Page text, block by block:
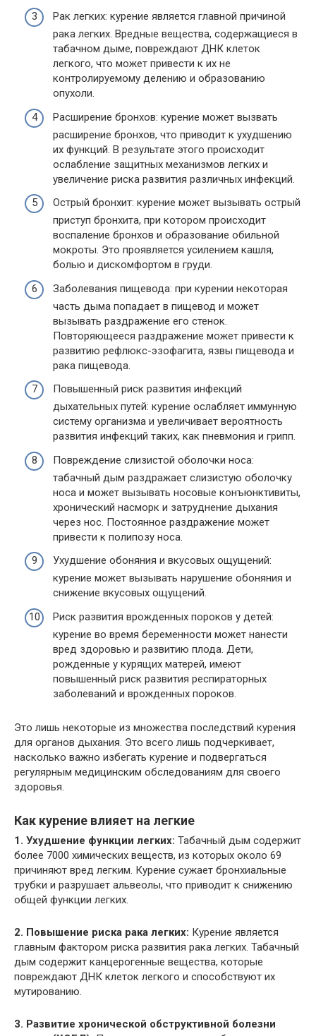
Рак легких: курение является главной причиной
рака легких. Вредные вещества, содержащиеся в
табачном дыме, повреждают ДНК клеток
легкого, что может привести к их не
контролируемому делению и образованию
опухоли.
Расширение бронхов: курение может вызвать
расширение бронхов, что приводит к ухудшению
их функций. В результате этого происходит
ослабление защитных механизмов легких и
увеличение риска развития различных инфекций.
Острый бронхит: курение может вызывать острый
приступ бронхита, при котором происходит
воспаление бронхов и образование обильной
мокроты. Это проявляется усилением кашля,
болью и дискомфортом в груди.
Заболевания пищевода: при курении некоторая
часть дыма попадает в пищевод и может
вызывать раздражение его стенок.
Повторяющееся раздражение может привести к
развитию рефлюкс-эзофагита, язвы пищевода и
рака пищевода.
Повышенный риск развития инфекций
дыхательных путей: курение ослабляет иммунную
систему организма и увеличивает вероятность
развития инфекций таких, как пневмония и грипп.
Повреждение слизистой оболочки носа:
табачный дым раздражает слизистую оболочку
носа и может вызывать носовые конъюнктивиты,
хронический насморк и затруднение дыхания
через нос. Постоянное раздражение может
привести к полипозу носа.
Ухудшение обоняния и вкусовых ощущений:
курение может вызывать нарушение обоняния и
снижение вкусовых ощущений.
Риск развития врожденных пороков у детей:
курение во время беременности может нанести
вред здоровью и развитию плода. Дети,
рожденные у курящих матерей, имеют
повышенный риск развития респираторных
заболеваний и врожденных пороков.
Это лишь некоторые из множества последствий курения
для органов дыхания. Это всего лишь подчеркивает,
насколько важно избегать курение и подвергаться
регулярным медицинским обследованиям для своего
здоровья.
Как курение влияет на легкие
1. Ухудшение функции легких: Табачный дым содержит
более 7000 химических веществ, из которых около 69
причиняют вред легким. Курение сужает бронхиальные
трубки и разрушает альвеолы, что приводит к снижению
общей функции легких.
2. Повышение риска рака легких: Курение является
главным фактором риска развития рака легких. Табачный
дым содержит канцерогенные вещества, которые
повреждают ДНК клеток легкого и способствуют их
мутированию.
3. Развитие хронической обструктивной болезни